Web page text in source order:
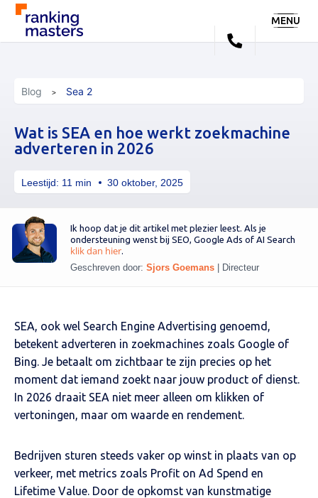
MENU
Blog Sea 2
Leestijd: 11 min 30 oktober, 2025
Wat is SEA en hoe werkt zoekmachine
adverteren in 2026
Ik hoop dat je dit artikel met plezier leest. Als je
ondersteuning wenst bij SEO, Google Ads of AI Search
klik dan hier
Geschreven door: Sjors Goemans | Directeur
SEA, ook wel Search Engine Advertising genoemd,
betekent adverteren in zoekmachines zoals Google of
Bing. Je betaalt om zichtbaar te zijn precies op het
moment dat iemand zoekt naar jouw product of dienst.
In 2026 draait SEA niet meer alleen om klikken of
vertoningen, maar om waarde en rendement.
Bedrijven sturen steeds vaker op winst in plaats van op
verkeer, met metrics zoals Profit on Ad Spend en
Lifetime Value. Door de opkomst van kunstmatige